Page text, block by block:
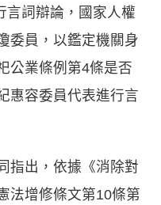
言詞辯論，國家人權
委員，以鑑定機關身
公業條例第4條是否
惠容委員代表進行言
指出，依據《消除對
法增修條文第10條第